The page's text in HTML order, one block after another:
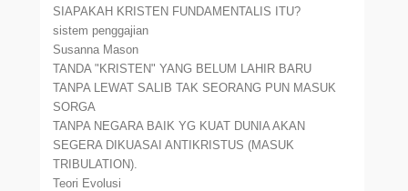
SIAPAKAH KRISTEN FUNDAMENTALIS ITU?
sistem penggajian
Susanna Mason
TANDA "KRISTEN" YANG BELUM LAHIR BARU
TANPA LEWAT SALIB TAK SEORANG PUN MASUK
SORGA
TANPA NEGARA BAIK YG KUAT DUNIA AKAN
SEGERA DIKUASAI ANTIKRISTUS (MASUK
TRIBULATION).
Teori Evolusi